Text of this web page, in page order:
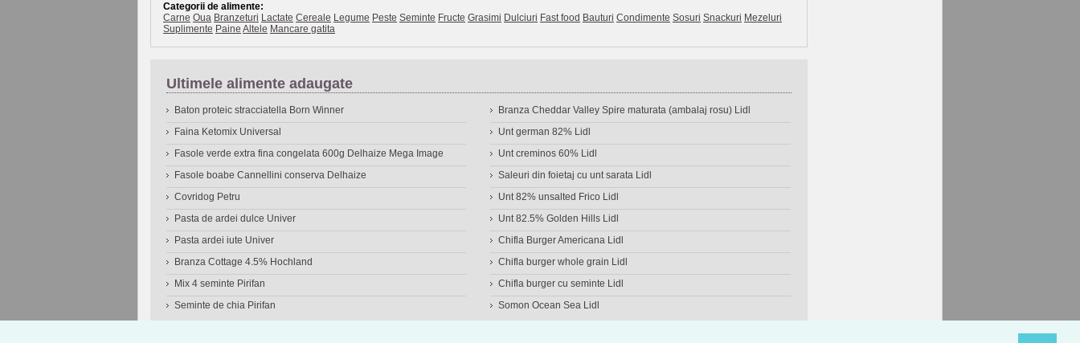
Categorii de alimente:
Carne Oua Branzeturi Lactate Cereale Legume Peste Seminte Fructe Grasimi Dulciuri Fast food Bauturi Condimente Sosuri Snackuri Mezeluri
Suplimente Paine Altele Mancare gatita
Ultimele alimente adaugate
Baton proteic stracciatella Born Winner
Faina Ketomix Universal
Fasole verde extra fina congelata 600g Delhaize Mega Image
Fasole boabe Cannellini conserva Delhaize
Covridog Petru
Pasta de ardei dulce Univer
Pasta ardei iute Univer
Branza Cottage 4.5% Hochland
Mix 4 seminte Pirifan
Seminte de chia Pirifan
Branza Cheddar Valley Spire maturata (ambalaj rosu) Lidl
Unt german 82% Lidl
Unt creminos 60% Lidl
Saleuri din foietaj cu unt sarata Lidl
Unt 82% unsalted Frico Lidl
Unt 82.5% Golden Hills Lidl
Chifla Burger Americana Lidl
Chifla burger whole grain Lidl
Chifla burger cu seminte Lidl
Somon Ocean Sea Lidl